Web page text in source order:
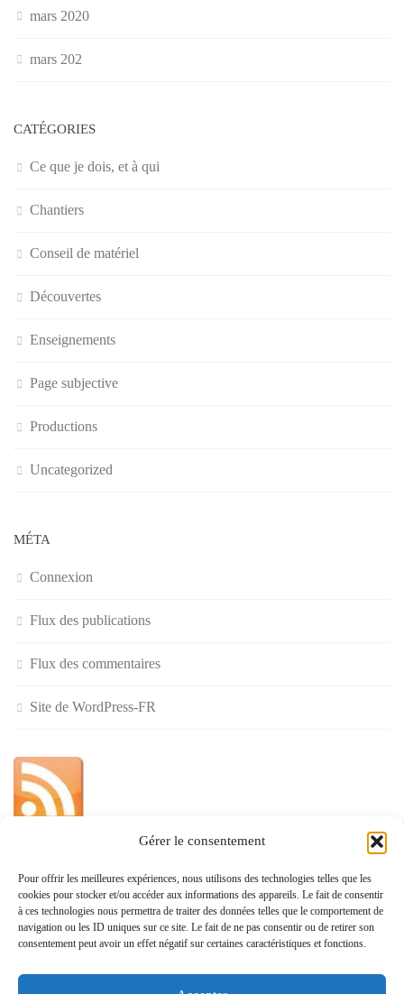
Gérer le consentement
Pour offrir les meilleures expériences, nous utilisons des technologies telles que les
cookies pour stocker et/ou accéder aux informations des appareils. Le fait de consentir
à ces technologies nous permettra de traiter des données telles que le comportement de
navigation ou les ID uniques sur ce site. Le fait de ne pas consentir ou de retirer son
consentement peut avoir un effet négatif sur certaines caractéristiques et fonctions.
mars 2020
mars 202
CATÉGORIES
Ce que je dois, et à qui
Chantiers
Conseil de matériel
Découvertes
Enseignements
Page subjective
Productions
Uncategorized
MÉTA
Connexion
Flux des publications
Flux des commentaires
Site de WordPress-FR
»
Politique de confidentialité